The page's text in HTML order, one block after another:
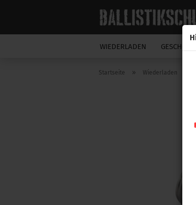
WIEDERLADEN GESCHOSSE
Startseite » Wiederladen